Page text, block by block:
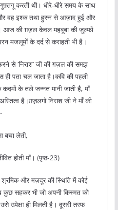
करती थी। धीरे-धीरे समय के साथ
वह इश्क तथा हुस्न से आज़ाद हुई और
आज की ग़ज़ल केवल महबूबा की जुल्फों
मजलूमों के दर्द से कराहती भी है।
से ‘निराश’ जी की ग़ज़ल की समझ
पता चल जाता है।कवि की पहली
के तले जन्नत मानी जाती है, माँ
है।ग़ज़लगो निराश जी ने माँ की
लेती,
होती माँ। (पृष्ठ-23)
श्रमिक और मज़दूर की स्थिति में कोई
कुछ सहकर भी जो अपनी किस्मत को
उपेक्षा ही मिलती है। दूसरी तरफ